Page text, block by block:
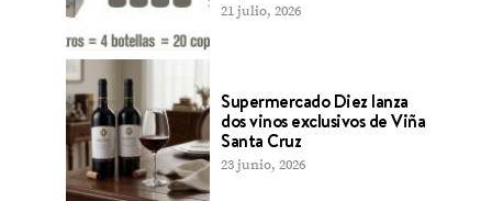
21 julio, 2026
Supermercado Diez lanza
dos vinos exclusivos de Viña
Santa Cruz
23 junio, 2026